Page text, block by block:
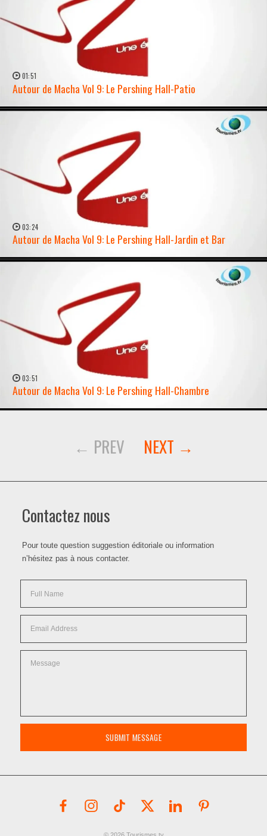
01:51
Autour de Macha Vol 9: Le Pershing Hall-Patio
03:24
Autour de Macha Vol 9: Le Pershing Hall-Jardin et Bar
03:51
Autour de Macha Vol 9: Le Pershing Hall-Chambre
Contactez nous
Pour toute question suggestion éditoriale ou information
n’hésitez pas à nous contacter.
SUBMIT MESSAGE